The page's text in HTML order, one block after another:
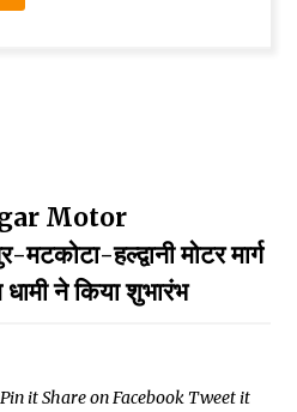
Motor
हल्द्वानी मोटर मार्ग
धामी ने किया शुभारंभ
it Share on Facebook Tweet it